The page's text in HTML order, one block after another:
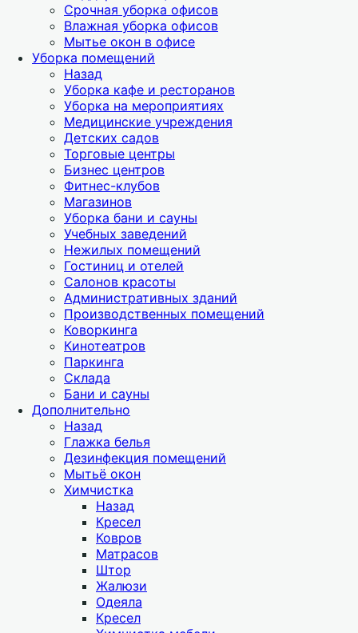
Срочная уборка офисов
Влажная уборка офисов
Мытье окон в офисе
Уборка помещений
Назад
Уборка кафе и ресторанов
Уборка на мероприятиях
Медицинские учреждения
Детских садов
Торговые центры
Бизнес центров
Фитнес-клубов
Магазинов
Уборка бани и сауны
Учебных заведений
Нежилых помещений
Гостиниц и отелей
Салонов красоты
Административных зданий
Производственных помещений
Коворкинга
Кинотеатров
Паркинга
Склада
Бани и сауны
Дополнительно
Назад
Глажка белья
Дезинфекция помещений
Мытьё окон
Химчистка
Назад
Кресел
Ковров
Матрасов
Штор
Жалюзи
Одеяла
Кресел